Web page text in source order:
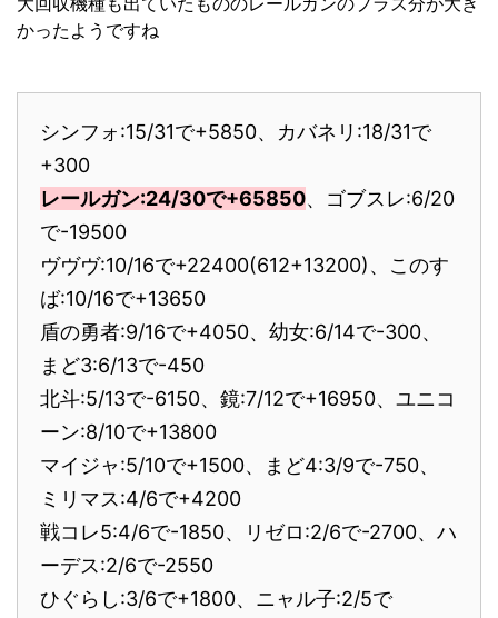
かったようですね
シンフォ:15/31で+5850、カバネリ:18/31で
+300
レールガン:24/30で+65850、ゴブスレ:6/20
で-19500
ヴヴヴ:10/16で+22400(612+13200)、このす
ば:10/16で+13650
盾の勇者:9/16で+4050、幼女:6/14で-300、
まど3:6/13で-450
北斗:5/13で-6150、鏡:7/12で+16950、ユニコ
ーン:8/10で+13800
マイジャ:5/10で+1500、まど4:3/9で-750、
ミリマス:4/6で+4200
戦コレ5:4/6で-1850、リゼロ:2/6で-2700、ハ
ーデス:2/6で-2550
ひぐらし:3/6で+1800、ニャル子:2/5で